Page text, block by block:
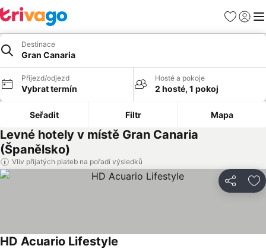
Oblíbené
Destinace
Gran Canaria
Příjezd/odjezd
Vybrat termín
Hosté a pokoje
2 hosté, 1 pokoj
Seřadit Filtr Mapa
Levné hotely v místě Gran Canaria
(Španělsko)
Vliv přijatých plateb na pořadí výsledků
Sdílet
HD Acuario Lifestyle